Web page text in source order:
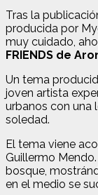
Tras la
producida por
muy cuidado,
FRIENDS de
Un tema
joven artista
urbanos con una
soledad.
El tema viene
Guillermo
bosque,
en el medio se